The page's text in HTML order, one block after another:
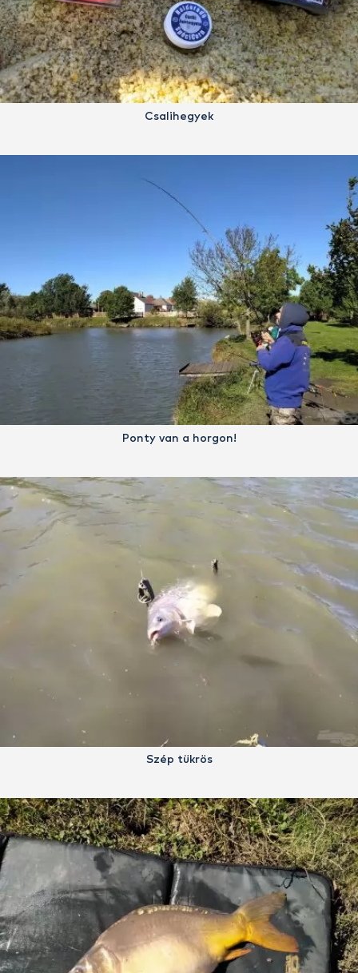
Csalihegyek
Ponty van a horgon!
Szép tükrös